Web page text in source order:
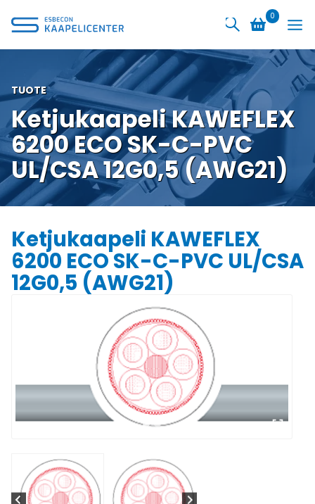
sisältöön
0
TUOTE
Ketjukaapeli KAWEFLEX
6200 ECO SK-C-PVC
UL/CSA 12G0,5 (AWG21)
Ketjukaapeli KAWEFLEX
6200 ECO SK-C-PVC UL/CSA
12G0,5 (AWG21)